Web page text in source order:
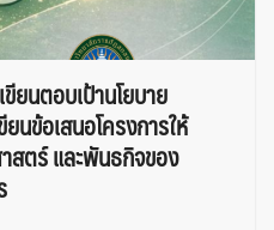
ยนตอบเป้านโยบาย
นข้อเสนอโครงการให้
สตร์ และพันธกิจของ